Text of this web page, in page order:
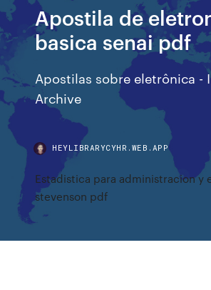
Apostila de
basica senai pdf
Apostilas sobre eletrônica -
Archive
HEYLIBRARYCYHR.WEB.APP
Estadistica para administracion y
stevenson pdf